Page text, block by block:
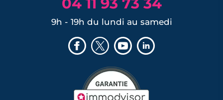
9h - 19h du lundi au samedi